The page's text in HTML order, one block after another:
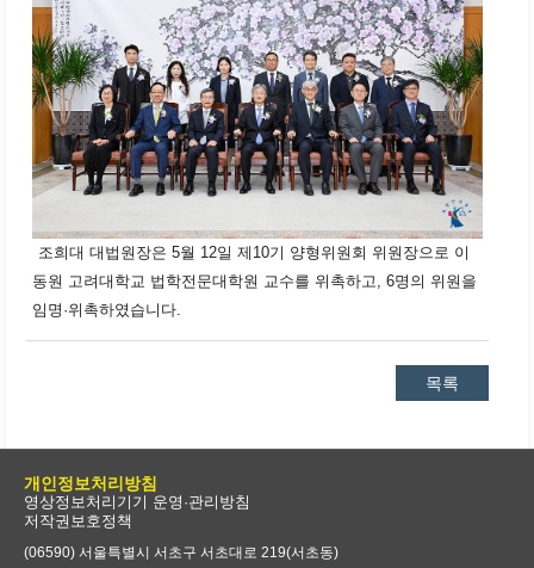
조희대 대법원장은 5월 12일 제10기 양형위원회 위원장으로 이
동원 고려대학교 법학전문대학원 교수를 위촉하고, 6명의 위원을
임명·위촉하였습니다.
목록
개인정보처리방침
영상정보처리기기 운영·관리방침
저작권보호정책
(06590) 서울특별시 서초구 서초대로 219(서초동)